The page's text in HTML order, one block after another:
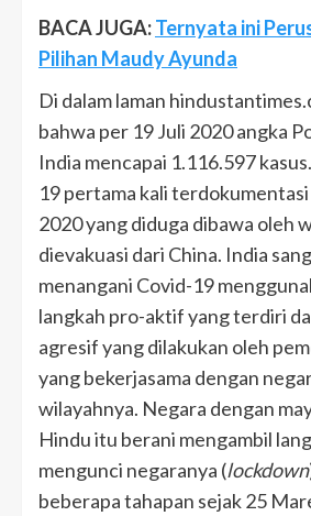
BACA JUGA:Ternyata ini
Pilihan Maudy Ayunda
Di dalam laman
bahwa per 19 Juli 2020 angka
India mencapai 1.116.597
19 pertama kali terdokumentasi
2020 yang diduga dibawa oleh
dievakuasi dari China. India
menangani Covid-19
langkah pro-aktif yang terdiri
agresif yang dilakukan oleh
yang bekerjasama dengan
wilayahnya. Negara dengan
Hindu itu berani mengambil
mengunci negaranya (lockdown
beberapa tahapan sejak 25